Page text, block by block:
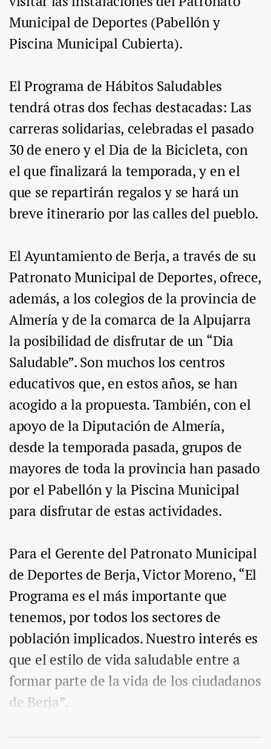
Municipal de Deportes (Pabellón y
Piscina Municipal Cubierta).
El Programa de Hábitos Saludables
tendrá otras dos fechas destacadas: Las
carreras solidarias, celebradas el pasado
30 de enero y el Dia de la Bicicleta, con
el que finalizará la temporada, y en el
que se repartirán regalos y se hará un
breve itinerario por las calles del pueblo.
El Ayuntamiento de Berja, a través de su
Patronato Municipal de Deportes, ofrece,
además, a los colegios de la provincia de
Almería y de la comarca de la Alpujarra
la posibilidad de disfrutar de un “Dia
Saludable”. Son muchos los centros
educativos que, en estos años, se han
acogido a la propuesta. También, con el
apoyo de la Diputación de Almería,
desde la temporada pasada, grupos de
mayores de toda la provincia han pasado
por el Pabellón y la Piscina Municipal
para disfrutar de estas actividades.
Para el Gerente del Patronato Municipal
de Deportes de Berja, Victor Moreno, “El
Programa es el más importante que
tenemos, por todos los sectores de
población implicados. Nuestro interés es
que el estilo de vida saludable entre a
formar parte de la vida de los ciudadanos
de Berja”.